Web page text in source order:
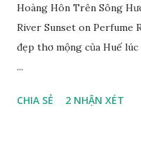
Hoàng Hôn Trên Sông
River Sunset on Perfume
đẹp thơ mộng của Huế
...
CHIA SẺ 2 NHẬN XÉT